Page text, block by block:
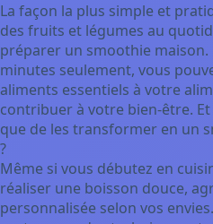
La façon la plus simple et
des fruits et légumes au
préparer un smoothie maison.
minutes seulement, vous
aliments essentiels à votre
contribuer à votre bien-être.
que de les transformer en un
?
Même si vous débutez en
réaliser une boisson douce,
personnalisée selon vos